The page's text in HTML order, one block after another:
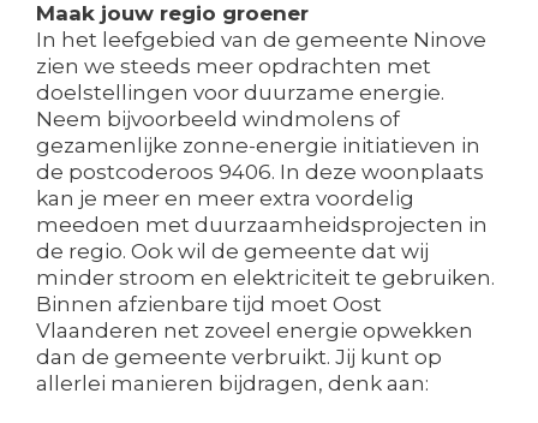
Maak jouw regio groener
In het leefgebied van de gemeente Ninove
zien we steeds meer opdrachten met
doelstellingen voor duurzame energie.
Neem bijvoorbeeld windmolens of
gezamenlijke zonne-energie initiatieven in
de postcoderoos 9406. In deze woonplaats
kan je meer en meer extra voordelig
meedoen met duurzaamheidsprojecten in
de regio. Ook wil de gemeente dat wij
minder stroom en elektriciteit te gebruiken.
Binnen afzienbare tijd moet Oost
Vlaanderen net zoveel energie opwekken
dan de gemeente verbruikt. Jij kunt op
allerlei manieren bijdragen, denk aan: